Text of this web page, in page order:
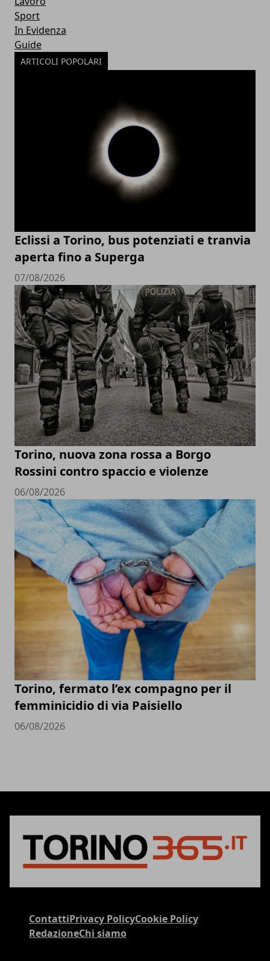
Sport
In Evidenza
Guide
ARTICOLI POPOLARI
Eclissi a Torino, bus potenziati e tranvia
aperta fino a Superga
07/08/2026
Torino, nuova zona rossa a Borgo
Rossini contro spaccio e violenze
06/08/2026
Torino, fermato l’ex compagno per il
femminicidio di via Paisiello
06/08/2026
ContattiPrivacy PolicyCookie Policy
RedazioneChi siamo